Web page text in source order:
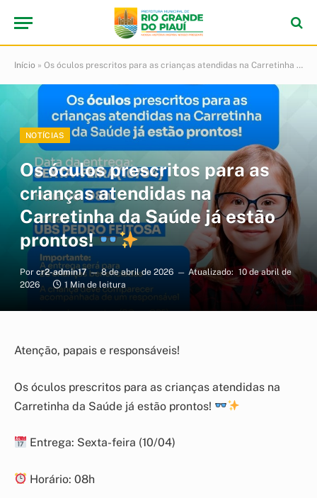
Início » Os óculos prescritos para as crianças atendidas na Carretinha da Saúde já estão prontos!
NOTÍCIAS
Os óculos prescritos para as
crianças atendidas na
Carretinha da Saúde já estão
prontos!
Por cr2-admin17 8 de abril de 2026 Atualizado: 10 de abril de
2026
1 Min de leitura
Atenção, papais e responsáveis!
Os óculos prescritos para as crianças atendidas na
Carretinha da Saúde já estão prontos!
Entrega: Sexta-feira (10/04)
Horário: 08h